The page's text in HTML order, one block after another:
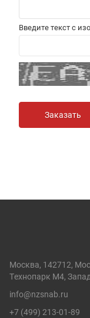
Введите текст с
Москва, 142712,
Технопарк М4,
info@nzsnab.ru
+7 (499) 213-01-89